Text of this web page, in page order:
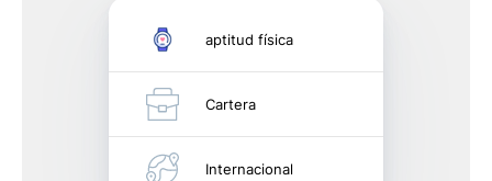
aptitud física
Cartera
Internacional